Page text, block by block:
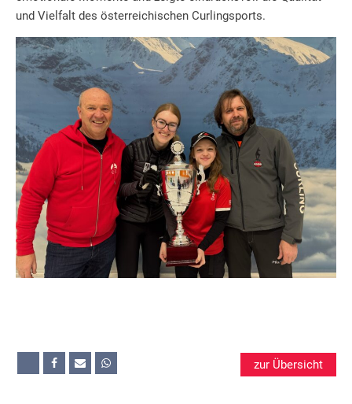
und Vielfalt des österreichischen Curlingsports.
zur Übersicht